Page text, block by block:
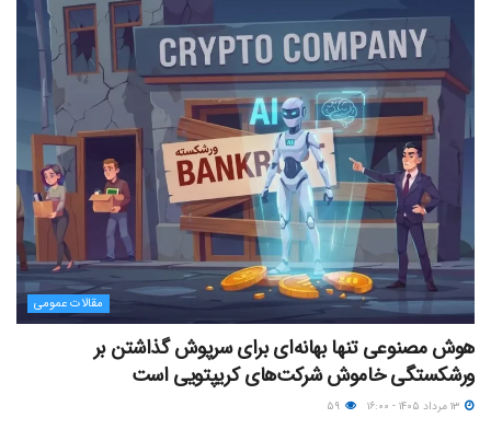
مقالات عمومی
هوش مصنوعی تنها بهانه‌ای برای سرپوش گذاشتن بر
ورشکستگی خاموش شرکت‌های کریپتویی است